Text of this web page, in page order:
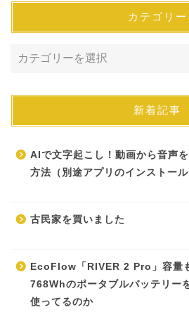
カテゴリー
新着記事
AIで文字起こし！動画から音声
方法（別途アプリのインストール
古民家を買いました
EcoFlow「RIVER 2 Pro」容量
768Whのポータブルバッテリー
使ってるのか